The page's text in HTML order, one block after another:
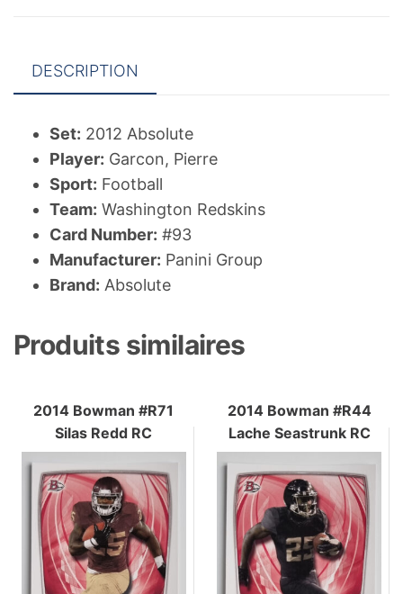
DESCRIPTION
Set: 2012 Absolute
Player: Garcon, Pierre
Sport: Football
Team: Washington Redskins
Card Number: #93
Manufacturer: Panini Group
Brand: Absolute
Produits similaires
2014 Bowman #R71
Silas Redd RC
2014 Bowman #R44
Lache Seastrunk RC